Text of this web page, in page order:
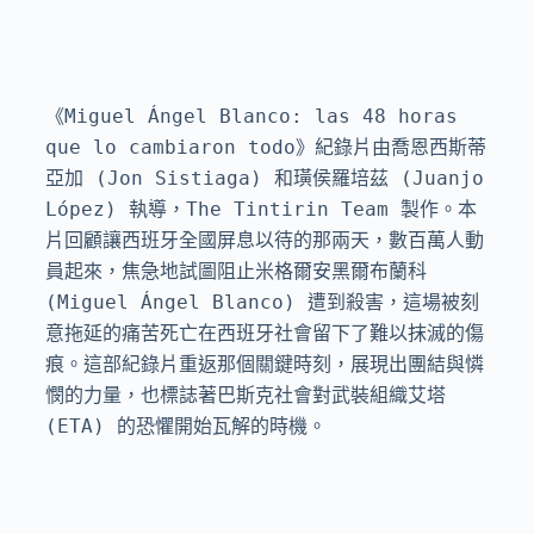
《Miguel Ángel Blanco: las 48 horas
que lo cambiaron todo》紀錄片由喬恩西斯蒂
亞加 (Jon Sistiaga) 和璜侯羅培茲 (Juanjo
López) 執導，The Tintirin Team 製作。本
片回顧讓西班牙全國屏息以待的那兩天，數百萬人動
員起來，焦急地試圖阻止米格爾安黑爾布蘭科
(Miguel Ángel Blanco) 遭到殺害，這場被刻
意拖延的痛苦死亡在西班牙社會留下了難以抹滅的傷
痕。這部紀錄片重返那個關鍵時刻，展現出團結與憐
憫的力量，也標誌著巴斯克社會對武裝組織艾塔
(ETA) 的恐懼開始瓦解的時機。